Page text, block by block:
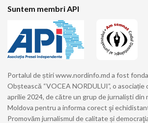
Suntem membri API
Portalul de știri www.nordinfo.md a fost
Obștească “VOCEA NORDULUI”, o asociație
aprilie 2024, de către un grup de jurnaliști din
Moldova pentru a informa corect şi
Promovăm jurnalismul de calitate și